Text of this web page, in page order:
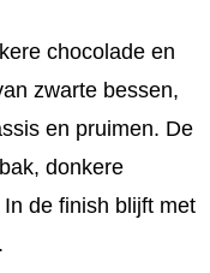
chocolade en
zwarte bessen,
en pruimen. De
donkere
de finish blijft met